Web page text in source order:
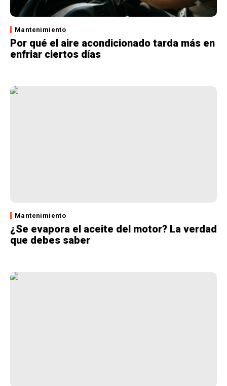
Mantenimiento
Por qué el aire acondicionado tarda más en
enfriar ciertos días
Mantenimiento
¿Se evapora el aceite del motor? La verdad
que debes saber